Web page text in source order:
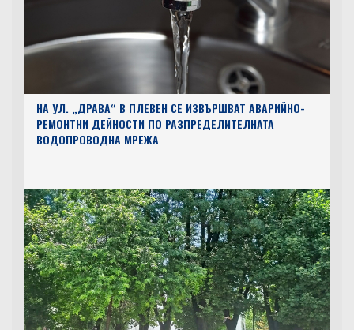
НА УЛ. „ДРАВА“ В ПЛЕВЕН СЕ ИЗВЪРШВАТ АВАРИЙНО-
РЕМОНТНИ ДЕЙНОСТИ ПО РАЗПРЕДЕЛИТЕЛНАТА
ВОДОПРОВОДНА МРЕЖА